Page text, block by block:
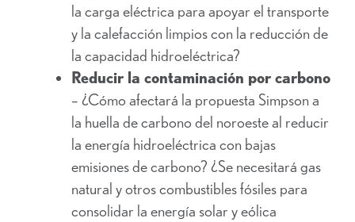
la carga eléctrica para apoyar el transporte
y la calefacción limpios con la reducción de
la capacidad hidroeléctrica?
Reducir la contaminación por carbono
– ¿Cómo afectará la propuesta Simpson a
la huella de carbono del noroeste al reducir
la energía hidroeléctrica con bajas
emisiones de carbono? ¿Se necesitará gas
natural y otros combustibles fósiles para
consolidar la energía solar y eólica